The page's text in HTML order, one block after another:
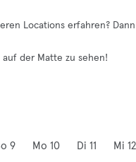
Locations erfahren?
der Matte zu sehen!
9 Mo 10 Di 11 Mi 12